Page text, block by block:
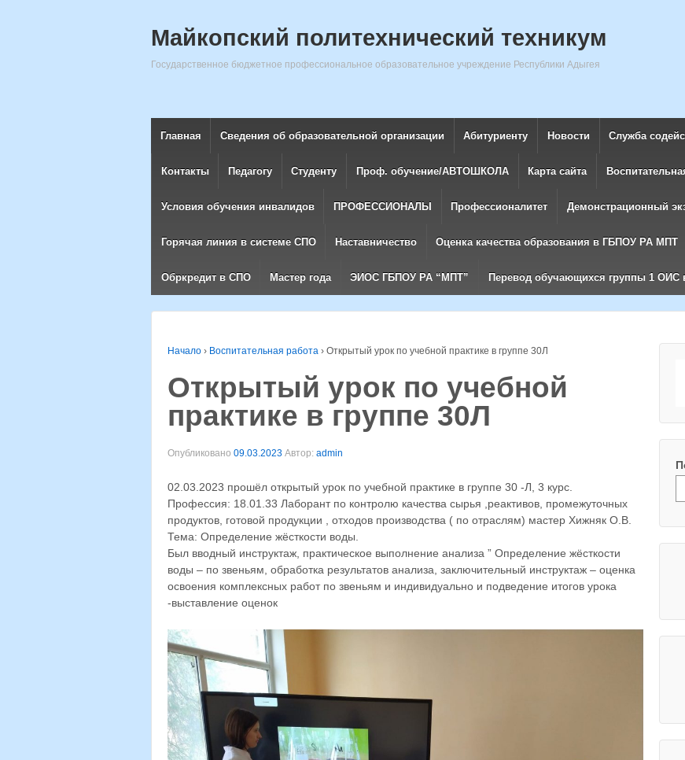
Майкопский политехнический техникум
Государственное бюджетное профессиональное образовательное учреждение Республики Адыгея
Главная Сведения об образовательной организации Абитуриенту Новости Служба
Контакты Педагогу Студенту Проф. обучение/АВТОШКОЛА Карта сайта
Условия обучения инвалидов ПРОФЕССИОНАЛЫ Профессионалитет Демонстрационный
Горячая линия в системе СПО Наставничество Оценка качества образования в ГБПОУ РА МПТ
Обркредит в СПО Мастер года ЭИОС ГБПОУ РА “МПТ” Перевод обучающихся группы 1
Начало › Воспитательная работа › Открытый урок по учебной практике в группе 30Л
Открытый урок по учебной
практике в группе 30Л
Опубликовано 09.03.2023 Автор: admin
02.03.2023 прошёл открытый урок по учебной практике в группе 30 -Л, 3 курс.
Профессия: 18.01.33 Лаборант по контролю качества сырья ,реактивов, промежуточных
продуктов, готовой продукции , отходов производства ( по отраслям) мастер Хижняк О.В.
Тема: Определение жёсткости воды.
Был вводный инструктаж, практическое выполнение анализа ” Определение жёсткости
воды – по звеньям, обработка результатов анализа, заключительный инструктаж – оценка
освоения комплексных работ по звеньям и индивидуально и подведение итогов урока
-выставление оценок